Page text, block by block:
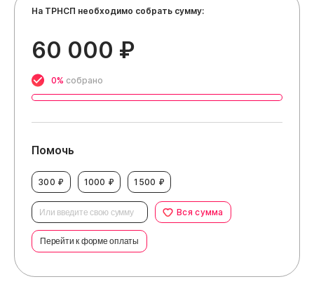
На ТРНСП необходимо собрать сумму:
60 000 ₽
0% собрано
Помочь
300 ₽ 1000 ₽ 1500 ₽
Вся сумма
Перейти к форме оплаты